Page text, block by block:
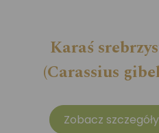
Karaś
(Carassius
Zobacz szczegóły